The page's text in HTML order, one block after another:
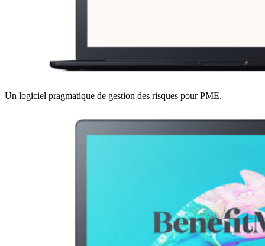
Un logiciel pragmatique de gestion des risques pour PME.